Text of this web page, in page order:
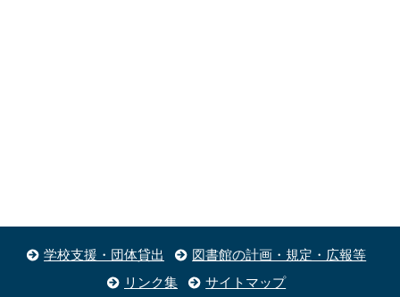
学校支援・団体貸出
図書館の計画・規定・広報等
リンク集
サイトマップ